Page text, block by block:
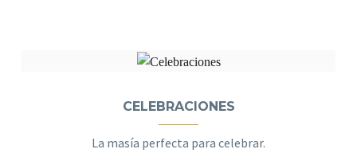
CELEBRACIONES
La masía perfecta para celebrar.